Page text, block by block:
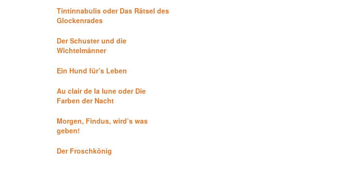
Tintinnabulis oder Das Rätsel des
Glockenrades
Der Schuster und die
Wichtelmänner
Ein Hund für’s Leben
Au clair de la lune oder Die
Farben der Nacht
Morgen, Findus, wird’s was
geben!
Der Froschkönig